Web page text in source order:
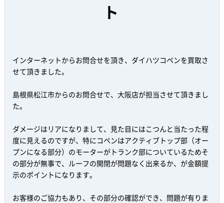
ト
インターネットからお問合せを頂き、ダイハツコペンを買取さ
せて頂きました。
島根県松江市からのお問合せで、大阪店が担当させて頂きまし
た。
ダメージはリアになりまして、見た目にはこつんと当たった程
度に見えるのですが、特にコペンはアクティブトップ部（オー
プンになる部分）のモーターがトランク部についているためそ
の部分が無事で、ルーフの開閉が問題なく出来るか、が金額提
示のポイントになります。
お客様のご協力もあり、その部分の確認ができ、問題が有りま